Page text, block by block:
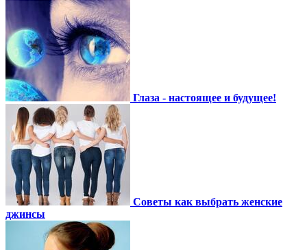
Глаза - настоящее и будущее!
Советы как выбрать женские
джинсы